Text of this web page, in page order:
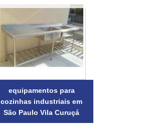
equipamentos para
cozinhas industriais em
São Paulo Vila Curuçá